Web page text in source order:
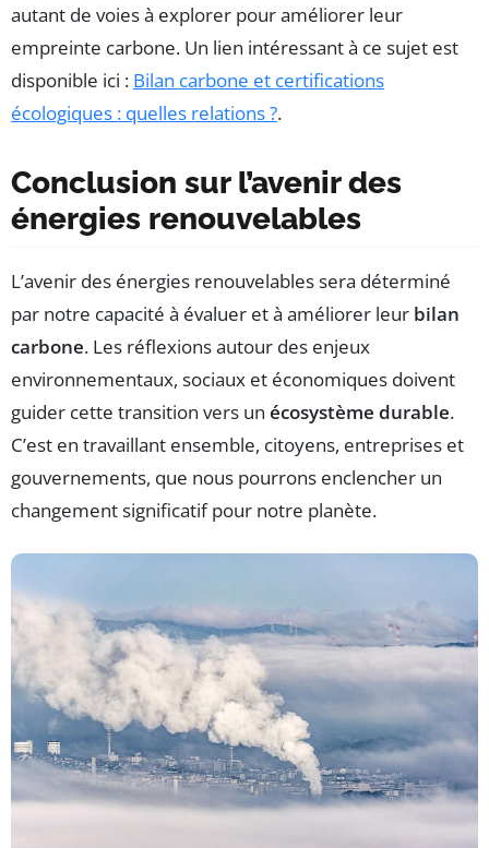
autant de voies à explorer pour améliorer leur
empreinte carbone. Un lien intéressant à ce sujet est
disponible ici : Bilan carbone et certifications
écologiques : quelles relations ?.
Conclusion sur l’avenir des
énergies renouvelables
L’avenir des énergies renouvelables sera déterminé
par notre capacité à évaluer et à améliorer leur bilan
carbone. Les réflexions autour des enjeux
environnementaux, sociaux et économiques doivent
guider cette transition vers un écosystème durable.
C’est en travaillant ensemble, citoyens, entreprises et
gouvernements, que nous pourrons enclencher un
changement significatif pour notre planète.